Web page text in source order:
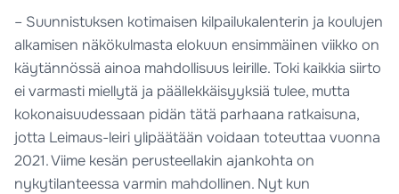
– Suunnistuksen kotimaisen kilpailukalenterin ja koulujen
alkamisen näkökulmasta elokuun ensimmäinen viikko on
käytännössä ainoa mahdollisuus leirille. Toki kaikkia siirto
ei varmasti miellytä ja päällekkäisyyksiä tulee, mutta
kokonaisuudessaan pidän tätä parhaana ratkaisuna,
jotta Leimaus-leiri ylipäätään voidaan toteuttaa vuonna
2021. Viime kesän perusteellakin ajankohta on
nykytilanteessa varmin mahdollinen. Nyt kun